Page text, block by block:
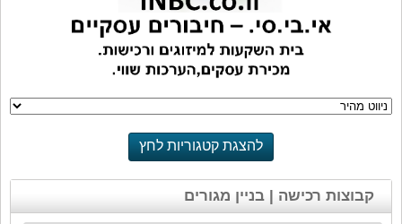
להצגת קטגוריות לחץ
קבוצות רכישה | בניין מגורים